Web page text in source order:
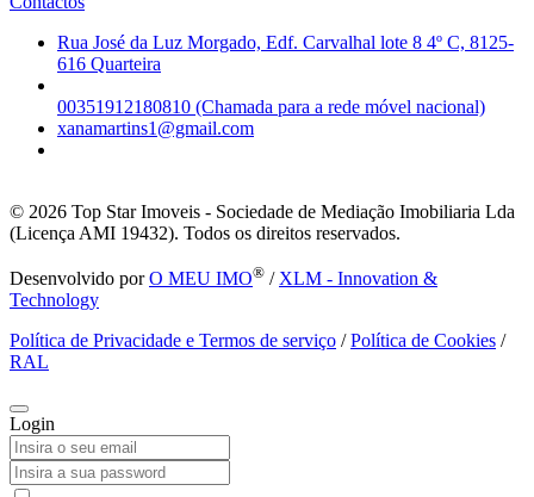
Rua José da Luz Morgado, Edf. Carvalhal lote 8 4º C, 8125-
616 Quarteira
00351912180810 (Chamada para a rede móvel nacional)
xanamartins1@gmail.com
© 2026 Top Star Imoveis - Sociedade de Mediação Imobiliaria Lda
(Licença AMI 19432). Todos os direitos reservados.
Desenvolvido porO MEU IMO® / XLM - Innovation &
Technology
Política de Privacidade e Termos de serviço /Política de Cookies /
RAL
Login